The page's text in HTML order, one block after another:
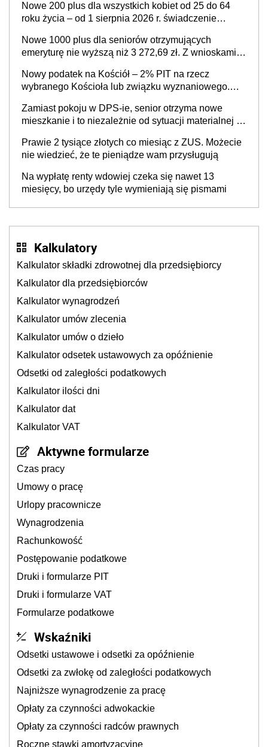
Nowe 200 plus dla wszystkich kobiet od 25 do 64
roku życia – od 1 sierpnia 2026 r. świadczenie
Nowe 1000 plus dla seniorów otrzymujących
emeryturę nie wyższą niż 3 272,69 zł. Z wnioskami
nie otrzymają
Nowy podatek na Kościół – 2% PIT na rzecz
wybranego Kościoła lub związku wyznaniowego.
finansowania
Zamiast pokoju w DPS-ie, senior otrzyma nowe
mieszkanie i to niezależnie od sytuacji materialnej –
roku życia
Prawie 2 tysiące złotych co miesiąc z ZUS. Możecie
nie wiedzieć, że te pieniądze wam przysługują
Na wypłatę renty wdowiej czeka się nawet 13
miesięcy, bo urzędy tyle wymieniają się pismami
Kalkulatory
Kalkulator składki zdrowotnej dla przedsiębiorcy
Kalkulator dla przedsiębiorców
Kalkulator wynagrodzeń
Kalkulator umów zlecenia
Kalkulator umów o dzieło
Kalkulator odsetek ustawowych za opóźnienie
Odsetki od zaległości podatkowych
Kalkulator ilości dni
Kalkulator dat
Kalkulator VAT
Aktywne formularze
Czas pracy
Umowy o pracę
Urlopy pracownicze
Wynagrodzenia
Rachunkowość
Postępowanie podatkowe
Druki i formularze PIT
Druki i formularze VAT
Formularze podatkowe
Wskaźniki
Odsetki ustawowe i odsetki za opóźnienie
Odsetki za zwłokę od zaległości podatkowych
Najniższe wynagrodzenie za pracę
Opłaty za czynności adwokackie
Opłaty za czynności radców prawnych
Roczne stawki amortyzacyjne